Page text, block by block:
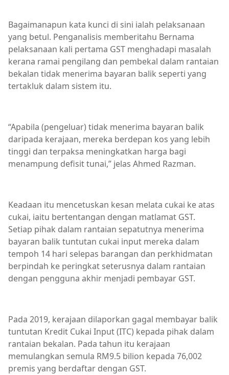
Bagaimanapun kata kunci di sini ialah pelaksanaan
yang betul. Penganalisis memberitahu Bernama
pelaksanaan kali pertama GST menghadapi masalah
kerana ramai pengilang dan pembekal dalam rantaian
bekalan tidak menerima bayaran balik seperti yang
tertakluk dalam sistem itu.
“Apabila (pengeluar) tidak menerima bayaran balik
daripada kerajaan, mereka berdepan kos yang lebih
tinggi dan terpaksa meningkatkan harga bagi
menampung defisit tunai,” jelas Ahmed Razman.
Keadaan itu mencetuskan kesan melata cukai ke atas
cukai, iaitu bertentangan dengan matlamat GST.
Setiap pihak dalam rantaian sepatutnya menerima
bayaran balik tuntutan cukai input mereka dalam
tempoh 14 hari selepas barangan dan perkhidmatan
berpindah ke peringkat seterusnya dalam rantaian
dengan pengguna akhir menjadi pembayar GST.
Pada 2019, kerajaan dilaporkan gagal membayar balik
tuntutan Kredit Cukai Input (ITC) kepada pihak dalam
rantaian bekalan. Pada tahun itu kerajaan
memulangkan semula RM9.5 bilion kepada 76,002
premis yang berdaftar dengan GST.